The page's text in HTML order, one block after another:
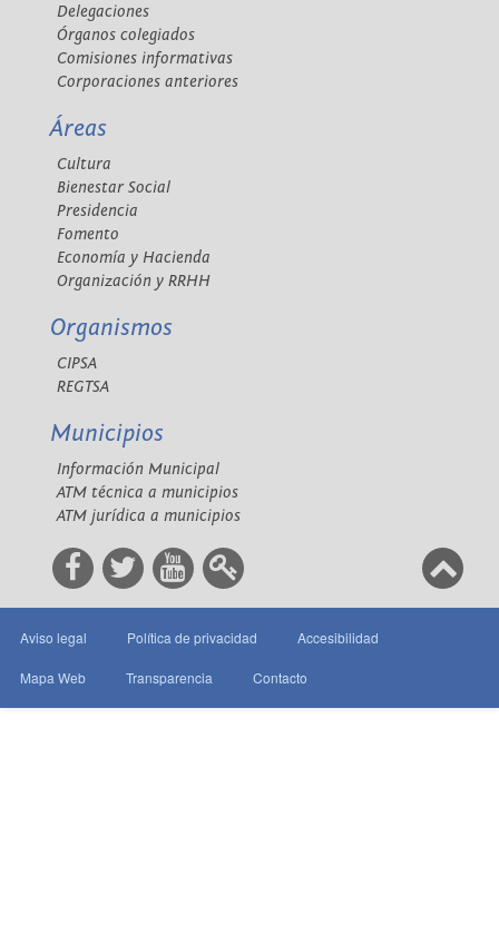
Delegaciones
Órganos colegiados
Comisiones informativas
Corporaciones anteriores
Áreas
Cultura
Bienestar Social
Presidencia
Fomento
Economía y Hacienda
Organización y RRHH
Organismos
CIPSA
REGTSA
Municipios
Información Municipal
ATM técnica a municipios
ATM jurídica a municipios
Aviso legal Política de privacidad Accesibilidad
Mapa Web Transparencia Contacto